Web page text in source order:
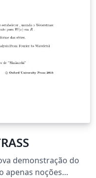
demonstração do
apenas noções